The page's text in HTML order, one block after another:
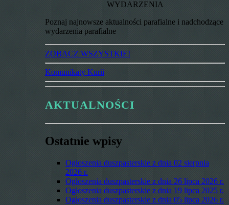
WYDARZENIA
Poznaj najnowsze aktualności parafialne i nadchodzące
wydarzenia parafialne
ZOBACZ WSZYSTKIE!
Komunikaty Kurii
AKTUALNOŚCI
Ostatnie wpisy
Ogłoszenia duszpasterskie z dnia 02 sierpnia
2026 r.
Ogłoszenia duszpasterskie z dnia 26 lipca 2026 r.
Ogłoszenia duszpasterskie z dnia 19 lipca 2025 r.
Ogłoszenia duszpasterskie z dnia 05 lipca 2026 r.